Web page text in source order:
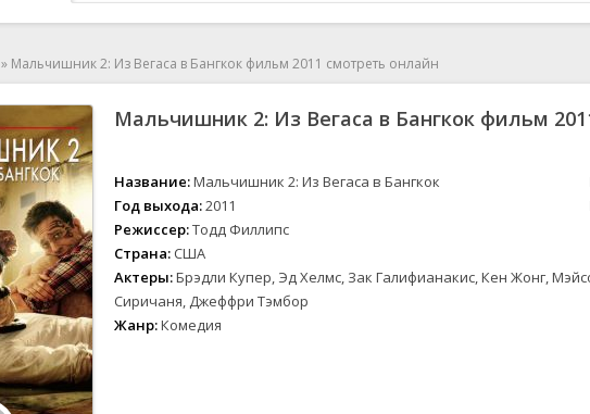
» Мальчишник 2: Из Вегаса в Бангкок фильм 2011 смотреть онлайн
Мальчишник 2: Из Вегаса в Бангкок фильм
Название:Мальчишник 2: Из Вегаса в Бангкок
Год выхода:2011
Режиссер:Тодд Филлипс
Страна: США
Актеры:Брэдли Купер, Эд Хелмс, Зак Галифианакис, Кен Жонг,
Сиричаня, Джеффри Тэмбор
Жанр:Комедия